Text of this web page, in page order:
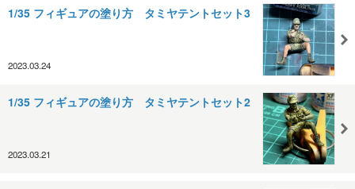
1/35 フィギュアの塗り方 タミヤテントセット3
2023.03.24
1/35 フィギュアの塗り方 タミヤテントセット2
2023.03.21